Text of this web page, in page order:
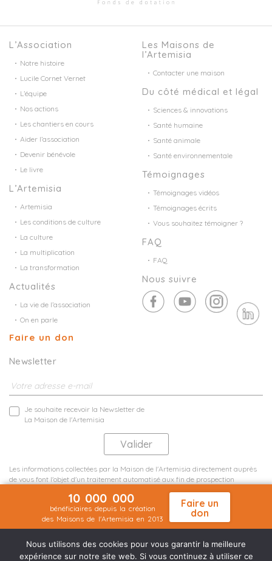
L’Association
Notre histoire
Lucile Cornet Vernet
L’équipe
Nos actions
Les chantiers en cours
Aider l’association
Devenir bénévole
Le livre
L’Artemisia
Artemisia
Les conditions de culture
La culture
La multiplication
La transformation
Actualités
La vie de l’association
On en parle
Faire un don
Les Maisons de
l’Artemisia
Contacter une maison
Du côté médical et légal
Sciences & innovations
Santé humaine
Santé animale
Santé environnementale
Témoignages
Témoignages vidéos
Témoignages écrits
Vous souhaitez témoigner ?
FAQ
FAQ
Nous suivre
Newsletter
Je souhaite recevoir la Newsletter de
La Maison de l'Artemisia
Les informations collectées par la Maison de l'Artemisia directement auprès
de vous font l'objet d'un traitement automatisé aux fin de prospection
10 000 000
bénéficiaires depuis la création
des Maisons de l'Artemisia en 2013
Faire un
don
Nous utilisons des cookies pour vous garantir la meilleure
expérience sur notre site web. Si vous continuez à utiliser ce